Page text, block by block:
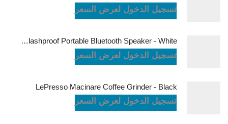
تسجيل الدخول لعرض السعر
JBL Charge6 Splashproof Portable Bluetooth Speaker - White
تسجيل الدخول لعرض السعر
LePresso Macinare Coffee Grinder - Black
تسجيل الدخول لعرض السعر